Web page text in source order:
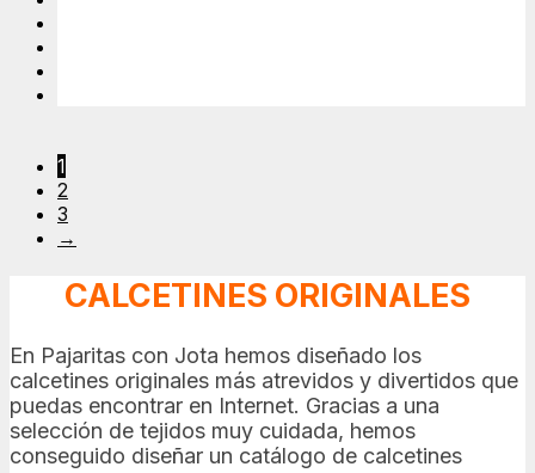
1
2
3
→
CALCETINES ORIGINALES
En Pajaritas con Jota hemos diseñado los
calcetines originales más atrevidos y divertidos que
puedas encontrar en Internet. Gracias a una
selección de tejidos muy cuidada, hemos
conseguido diseñar un catálogo de calcetines